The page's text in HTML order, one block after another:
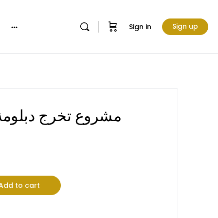
More
Sign in Sign up
مشروع تخرج
to cart